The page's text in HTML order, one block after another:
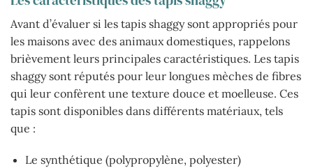
Avant d’évaluer si les tapis shaggy sont appropriés pour
les maisons avec des animaux domestiques, rappelons
brièvement leurs principales caractéristiques. Les tapis
shaggy sont réputés pour leur longues mèches de fibres
qui leur confèrent une texture douce et moelleuse. Ces
tapis sont disponibles dans différents matériaux, tels
que :
Le synthétique (polypropylène, polyester)